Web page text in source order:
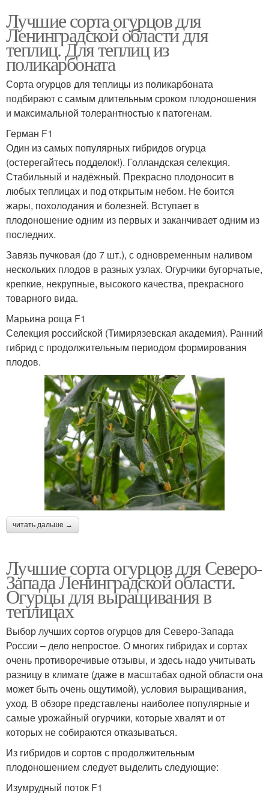
Лучшие сорта огурцов для
Ленинградской области для
теплиц. Для теплиц из
поликарбоната
Сорта огурцов для теплицы из поликарбоната
подбирают с самым длительным сроком плодоношения
и максимальной толерантностью к патогенам.
Герман F1
Один из самых популярных гибридов огурца
(остерегайтесь подделок!). Голландская селекция.
Стабильный и надёжный. Прекрасно плодоносит в
любых теплицах и под открытым небом. Не боится
жары, похолодания и болезней. Вступает в
плодоношение одним из первых и заканчивает одним из
последних.
Завязь пучковая (до 7 шт.), с одновременным наливом
нескольких плодов в разных узлах. Огурчики бугорчатые,
крепкие, некрупные, высокого качества, прекрасного
товарного вида.
Марьина роща F1
Селекция российской (Тимирязевская академия). Ранний
гибрид с продолжительным периодом формирования
плодов.
читать дальше →
Лучшие сорта огурцов для Северо-
Запада Ленинградской области.
Огурцы для выращивания в
теплицах
Выбор лучших сортов огурцов для Северо-Запада
России – дело непростое. О многих гибридах и сортах
очень противоречивые отзывы, и здесь надо учитывать
разницу в климате (даже в масштабах одной области она
может быть очень ощутимой), условия выращивания,
уход. В обзоре представлены наиболее популярные и
самые урожайный огурчики, которые хвалят и от
которых не собираются отказываться.
Из гибридов и сортов с продолжительным
плодоношением следует выделить следующие:
Изумрудный поток F1